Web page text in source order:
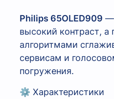
Philips 65OLED909 —
высокий контраст, а
алгоритмами
сервисам и
погружения.
⚙️ Характеристики